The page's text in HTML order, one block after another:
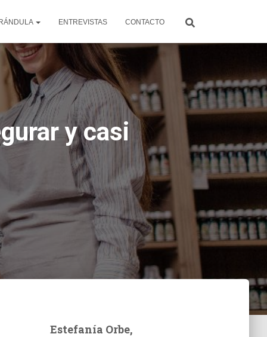
ENTREVISTAS CONTACTO
y casi
Estefanía Orbe,